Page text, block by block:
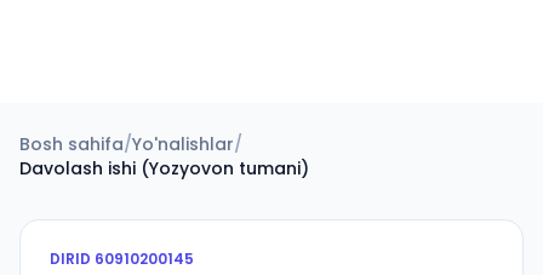
Bosh sahifa/Yo'nalishlar/
Davolash ishi (Yozyovon tumani)
DIRID 60910200145